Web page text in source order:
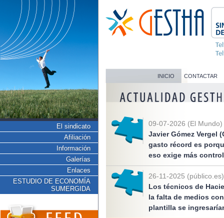
El sindicato
Afiliación
Información
Galerías
Enlaces
ESTUDIO DE ECONOMÍA
SUMERGIDA
INICIO CONTACTAR
09-07-2026 (El Mundo)
Javier Gómez Vergel
gasto récord es
eso exige más
26-11-2025 (público.es)
Los técnicos de
la falta de medios
plantilla se